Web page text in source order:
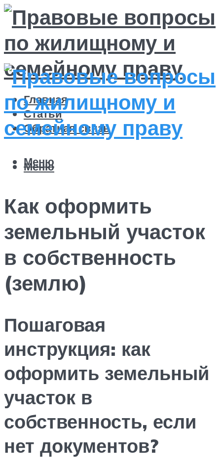
Главная
Статьи
Обратная связь
Меню
Меню
Как оформить
земельный участок
в собственность
(землю)
Пошаговая
инструкция: как
оформить земельный
участок в
собственность, если
нет документов?